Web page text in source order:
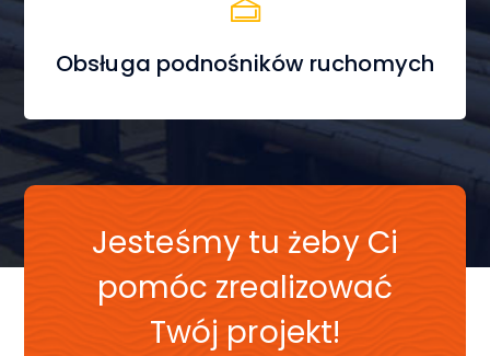
Obsługa podnośników ruchomych
Jesteśmy tu żeby Ci
pomóc zrealizować
Twój projekt!